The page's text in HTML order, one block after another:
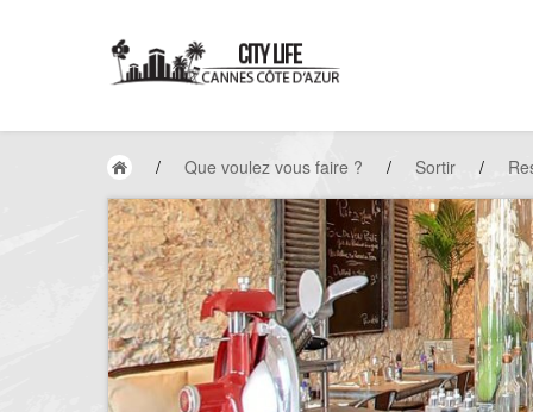
/ Que voulez vous faire ? / Sortir /